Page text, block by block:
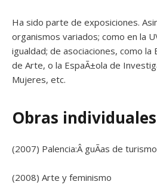
Ha sido parte de exposiciones.
organismos variados; como en la
igualdad; de asociaciones, como la
de Arte, o la EspaÃ±ola de
Mujeres, etc.
Obras individuales
(2007) Palencia:Â guÃ­as de
(2008) Arte y feminismo